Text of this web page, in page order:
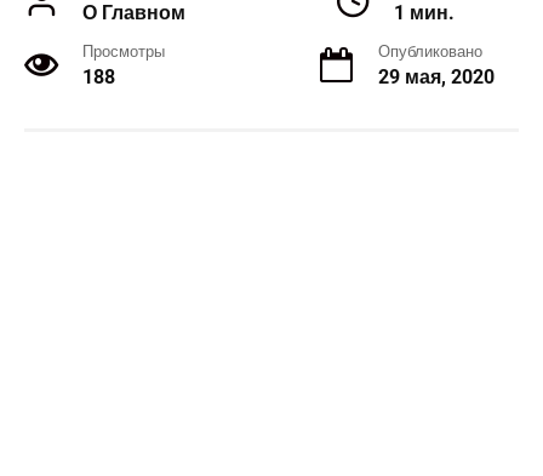
О Главном 1 мин.
Просмотры
188
Опубликовано
29 мая, 2020